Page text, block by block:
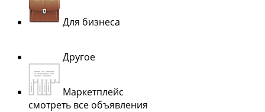
Для бизнеса
Другое
Маркетплейс
смотреть все объявления